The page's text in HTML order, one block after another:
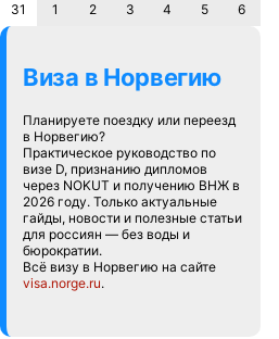
31
1 2 3 4 5 6
Виза в Норвегию
Планируете поездку или переезд
в Норвегию?
Практическое руководство по
визе D, признанию дипломов
через NOKUT и получению ВНЖ в
2026 году. Только актуальные
гайды, новости и полезные статьи
для россиян — без воды и
бюрократии.
Всё визу в Норвегию на сайте
visa.norge.ru.